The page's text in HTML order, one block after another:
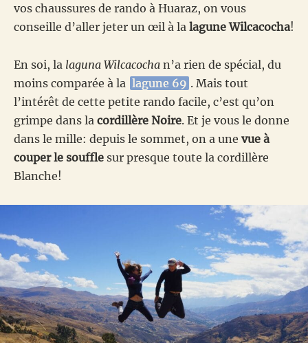
vos chaussures de rando à Huaraz, on vous
conseille d’aller jeter un œil à la lagune Wilcacocha!
En soi, la laguna Wilcacocha n’a rien de spécial, du
moins comparée à la lagune 69 . Mais tout
l’intérêt de cette petite rando facile, c’est qu’on
grimpe dans la cordillère Noire. Et je vous le donne
dans le mille: depuis le sommet, on a une vue à
couper le souffle sur presque toute la cordillère
Blanche!